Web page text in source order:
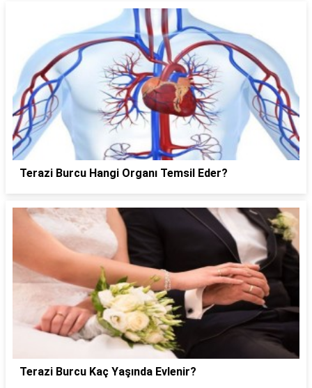
Terazi Burcu Hangi Organı Temsil Eder?
Terazi Burcu Kaç Yaşında Evlenir?